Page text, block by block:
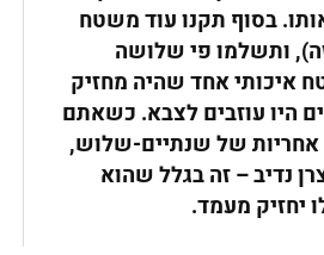
בסוף תקנו עוד משטח
ותשלמו פי שלושה
איכותי אחד שהיה מחזיק
היו עוזבים לצבא. כשאתם
של שנתיים-שלוש,
נדיב – זה בגלל שהוא
יחזיק מעמד.